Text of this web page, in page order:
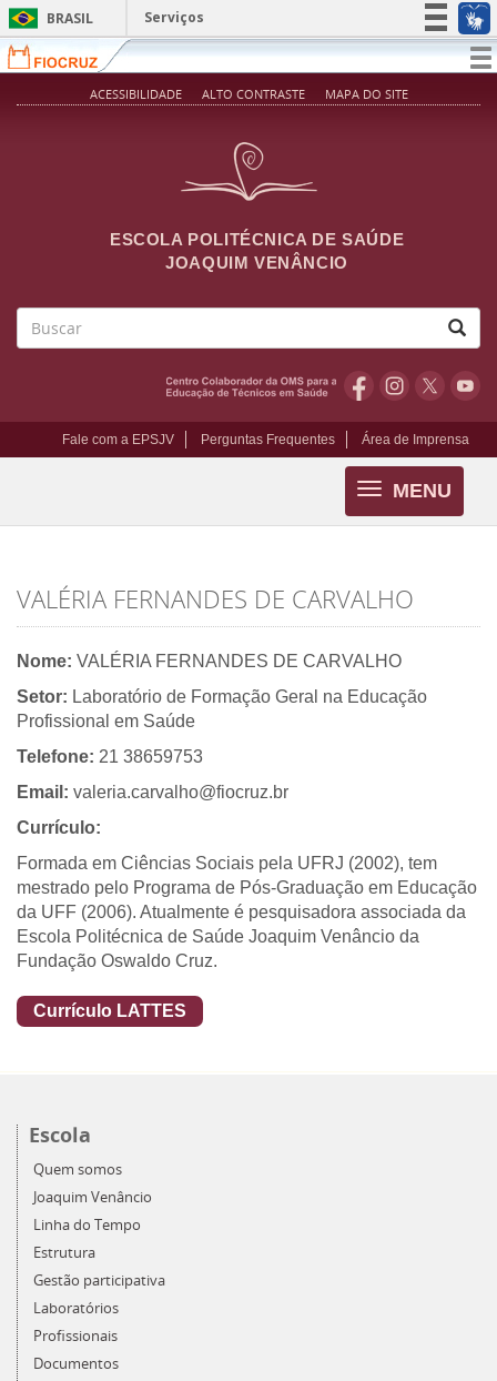
Pular para o conteúdo principal
BRASIL
Serviços
Simplifique!
Participe
ACESSIBILIDADE ALTO CONTRASTE MAPA DO SITE
ESCOLA POLITÉCNICA DE SAÚDE
JOAQUIM VENÂNCIO
Fale com a EPSJV Perguntas Frequentes Área de Imprensa
MENU
Toggle
navigation
VALÉRIA FERNANDES DE CARVALHO
Nome: VALÉRIA FERNANDES DE CARVALHO
Setor: Laboratório de Formação Geral na Educação
Profissional em Saúde
Telefone: 21 38659753
Email: valeria.carvalho@fiocruz.br
Currículo:
Formada em Ciências Sociais pela UFRJ (2002), tem
mestrado pelo Programa de Pós-Graduação em Educação
da UFF (2006). Atualmente é pesquisadora associada da
Escola Politécnica de Saúde Joaquim Venâncio da
Fundação Oswaldo Cruz.
Currículo LATTES
Escola
Quem somos
Joaquim Venâncio
Linha do Tempo
Estrutura
Gestão participativa
Laboratórios
Profissionais
Documentos